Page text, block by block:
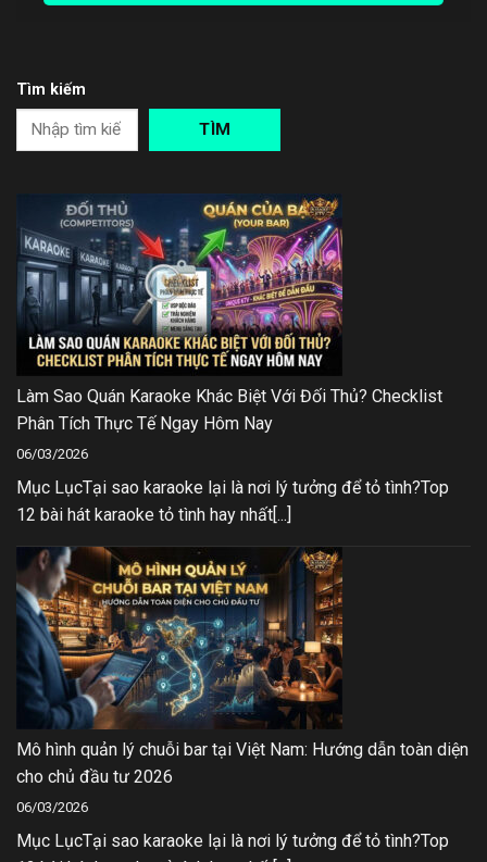
Tìm kiếm
TÌM
Làm Sao Quán Karaoke Khác Biệt Với Đối Thủ? Checklist
Phân Tích Thực Tế Ngay Hôm Nay
06/03/2026
Mục LụcTại sao karaoke lại là nơi lý tưởng để tỏ tình?Top
12 bài hát karaoke tỏ tình hay nhất[...]
Mô hình quản lý chuỗi bar tại Việt Nam: Hướng dẫn toàn diện
cho chủ đầu tư 2026
06/03/2026
Mục LụcTại sao karaoke lại là nơi lý tưởng để tỏ tình?Top